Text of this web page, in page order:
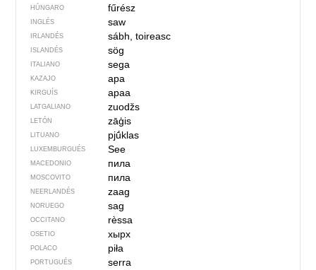
HÚNGARO fűrész
INGLÉS saw
IRLANDÉS sábh, toireasc
ISLANDÉS sög
ITALIANO sega
KAZAJO ара
KIRGUÍS араа
LATGALIANO zuodžs
LETÓN zāģis
LITUANO pjū́klas
LUXEMBURGUÉS See
MACEDONIO пила
MOSCOVITO пила
NEERLANDÉS zaag
NORUEGO sag
OCCITANO rèssa
OSETIO хырх
POLACO piła
PORTUGUÉS serra